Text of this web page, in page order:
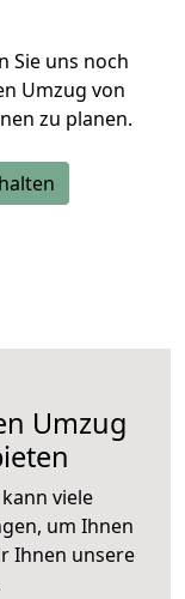
Sie uns noch
Umzug von
zu planen.
Umzug
viele
um Ihnen
Ihnen unsere